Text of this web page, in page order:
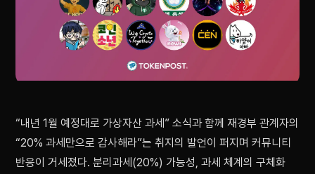
“내년 1월 예정대로 가상자산 과세” 소식과 함께 재경부 관계자의
“20% 과세만으로 감사해라”는 취지의 발언이 퍼지며 커뮤니티
반응이 거세졌다. 분리과세(20%) 가능성, 과세 체계의 구체화